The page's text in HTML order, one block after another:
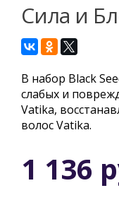
Сила и
В набор Black
слабых и
Vatika,
волос Vatika.
1 136